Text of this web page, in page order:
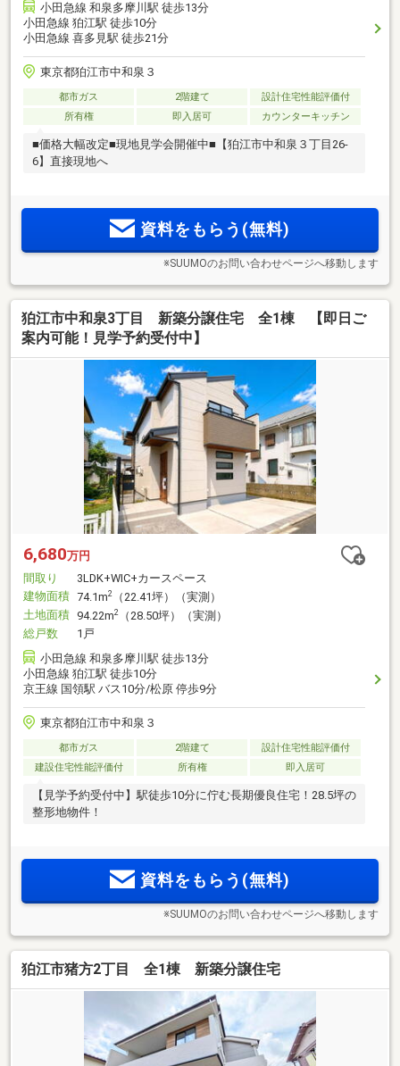
小田急線 和泉多摩川駅 徒歩13分
小田急線 狛江駅 徒歩10分
小田急線 喜多見駅 徒歩21分
東京都狛江市中和泉３
都市ガス 2階建て
設計住宅性能評価付
所有権
即入居可 カウンターキッチン
■価格大幅改定■現地見学会開催中■【狛江市中和泉３丁目26-
6】直接現地へ
資料をもらう(無料)
※SUUMOのお問い合わせページへ移動します
狛江市中和泉3丁目 新築分譲住宅 全1棟 【即日ご
案内可能！見学予約受付中】
6,680万円
間取り
3LDK+WIC+カースペース
建物面積 74.1m2
（22.41坪）（実測）
土地面積 94.22m2
（28.50坪）（実測）
総戸数
1戸
小田急線 和泉多摩川駅 徒歩13分
小田急線 狛江駅 徒歩10分
京王線 国領駅 バス10分/松原 停歩9分
東京都狛江市中和泉３
都市ガス 2階建て
設計住宅性能評価付
建設住宅性能評価付
所有権 即入居可
【見学予約受付中】駅徒歩10分に佇む長期優良住宅！28.5坪の
整形地物件！
資料をもらう(無料)
※SUUMOのお問い合わせページへ移動します
狛江市猪方2丁目 全1棟 新築分譲住宅